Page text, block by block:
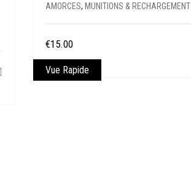
AMORCES, MUNITIONS & RECHARGEMENT
€15.00
Vue Rapide